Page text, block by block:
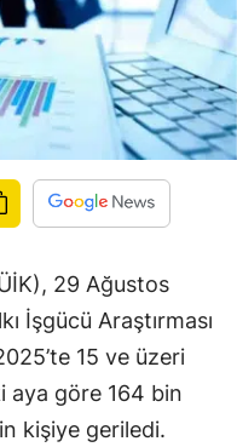
29 Ağustos
İşgücü Araştırması
15 ve üzeri
aya göre 164 bin
kişiye geriledi.